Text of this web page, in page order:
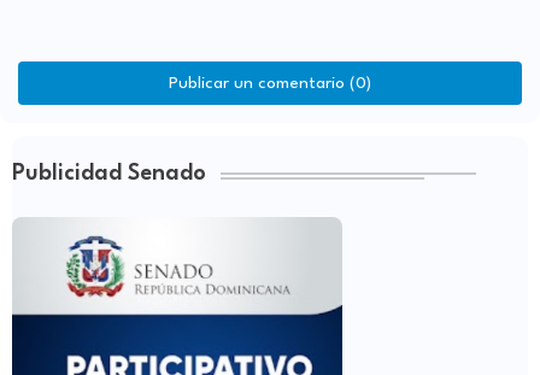
Publicar un comentario (0)
Publicidad Senado